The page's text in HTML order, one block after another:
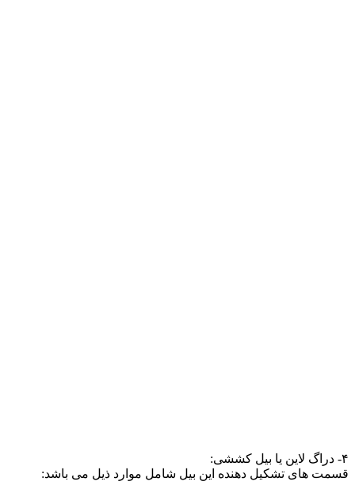
۴- دراگ لاین یا بیل کششی:
قسمت های تشکیل دهنده این بیل شامل موارد ذیل می باشد: